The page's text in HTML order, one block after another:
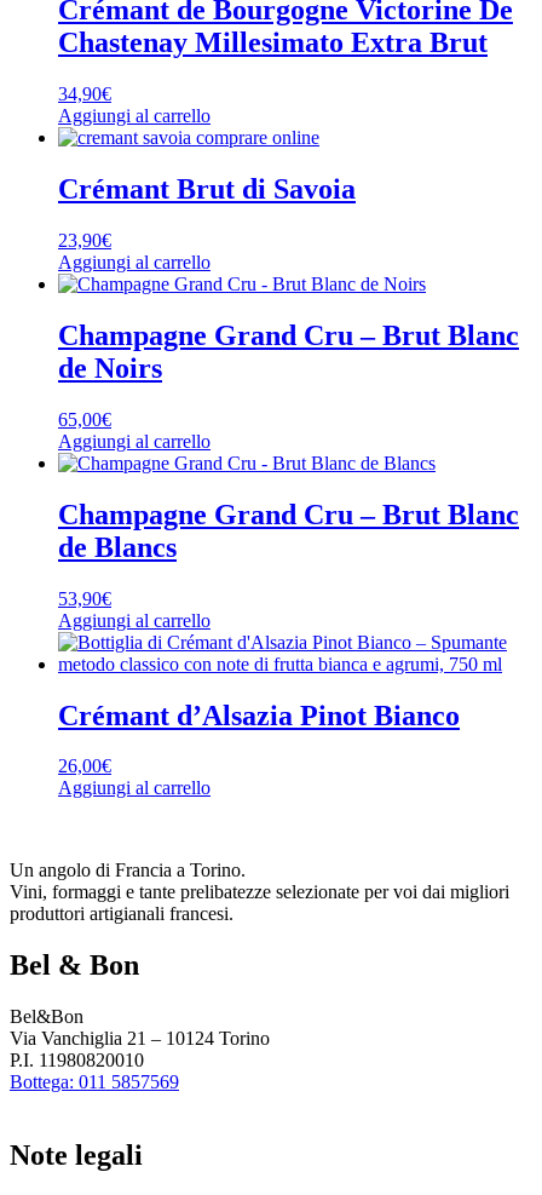
Crémant de Bourgogne Victorine De
Chastenay Millesimato Extra Brut
34,90€
Aggiungi al carrello
Crémant Brut di Savoia
23,90€
Aggiungi al carrello
Champagne Grand Cru – Brut Blanc
de Noirs
65,00€
Aggiungi al carrello
Champagne Grand Cru – Brut Blanc
de Blancs
53,90€
Aggiungi al carrello
Crémant d’Alsazia Pinot Bianco
26,00€
Aggiungi al carrello
Un angolo di Francia a Torino.
Vini, formaggi e tante prelibatezze selezionate per voi dai migliori
produttori artigianali francesi.
Bel & Bon
Bel&Bon
Via Vanchiglia 21 – 10124 Torino
P.I. 11980820010
Bottega: 011 5857569
Note legali